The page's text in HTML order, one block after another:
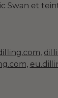
Swan et
,